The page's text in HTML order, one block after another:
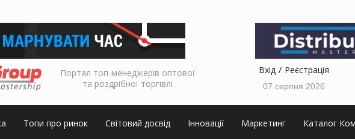
Портал топ-менеджерів оптової
та роздрібної торгівлі
Вхід Реєстрація
07 серпня 2026
Топи про ринок Світовий досвід Інновації Маркетинг Каталог